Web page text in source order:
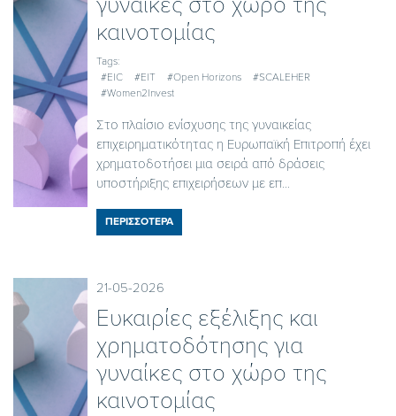
καινοτομίας
Tags:
#EIC
#EIT #Open Horizons
#SCALEHER
#Women2Invest
Στο πλαίσιο ενίσχυσης της γυναικείας
επιχειρηματικότητας η Ευρωπαϊκή Επιτροπή έχει
χρηματοδοτήσει μια σειρά από δράσεις
υποστήριξης επιχειρήσεων με επ...
ΠΕΡΙΣΣΟΤΕΡΑ
21-05-2026
Ευκαιρίες εξέλιξης και
χρηματοδότησης για
γυναίκες στο χώρο της
καινοτομίας